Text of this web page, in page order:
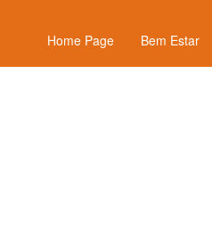
Home Page Bem Estar